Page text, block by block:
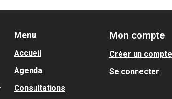
Menu
Accueil
Agenda
Consultations
Mon compte
Créer un compte
Se connecter